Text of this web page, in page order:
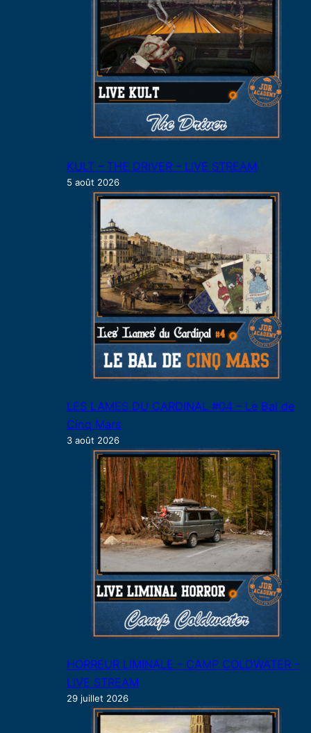
KULT – THE DRIVER – LIVE STREAM
5 août 2026
LES LAMES DU CARDINAL #04 – Le Bal de
Cinq Mars
3 août 2026
HORREUR LIMINALE – CAMP COLDWATER –
LIVE STREAM
29 juillet 2026